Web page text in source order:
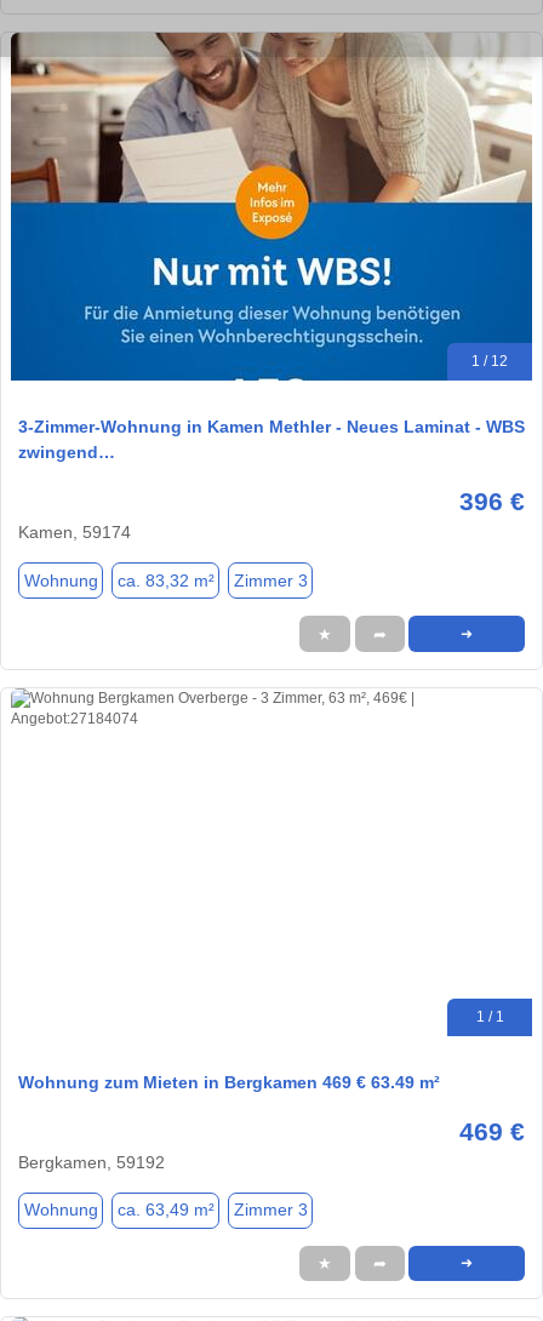
1 / 12
3-Zimmer-Wohnung in Kamen Methler - Neues Laminat - WBS
zwingend…
396 €
Kamen, 59174
Wohnung ca. 83,32 m² Zimmer 3
★ ➦ ➜
1 / 1
Wohnung zum Mieten in Bergkamen 469 € 63.49 m²
469 €
Bergkamen, 59192
Wohnung ca. 63,49 m² Zimmer 3
★ ➦ ➜